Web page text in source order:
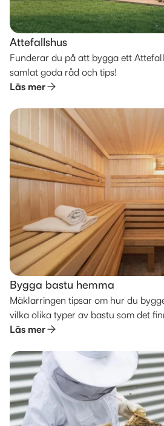
Attefallshus
Funderar du på att bygga ett
samlat goda råd och tips!
Läs mer
Bygga bastu hemma
Mäklarringen tipsar om hur du
vilka olika typer av bastu som det
Läs mer